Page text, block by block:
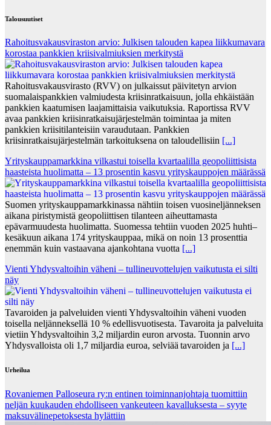
Talousuutiset
Rahoitusvakausviraston arvio: Julkisen talouden kapea liikkumavara
korostaa pankkien kriisivalmiuksien merkitystä
Rahoitusvakausvirasto (RVV) on julkaissut päivitetyn arvion
suomalaispankkien valmiudesta kriisinratkaisuun, jolla ehkäistään
pankkien kaatumisen laajamittaisia vaikutuksia. Raportissa RVV
avaa pankkien kriisinratkaisujärjestelmän toimintaa ja miten
pankkien kriisitilanteisiin varaudutaan. Pankkien
kriisinratkaisujärjestelmän tarkoituksena on taloudellisiin [...]
Yrityskauppamarkkina vilkastui toisella kvartaalilla geopoliittisista
haasteista huolimatta – 13 prosentin kasvu yrityskauppojen määrässä
Suomen yrityskauppamarkkinassa nähtiin toisen vuosineljänneksen
aikana piristymistä geopoliittisen tilanteen aiheuttamasta
epävarmuudesta huolimatta. Suomessa tehtiin vuoden 2025 huhti–
kesäkuun aikana 174 yrityskauppaa, mikä on noin 13 prosenttia
enemmän kuin vastaavana ajankohtana vuotta [...]
Vienti Yhdysvaltoihin väheni – tullineuvottelujen vaikutusta ei silti
näy
Tavaroiden ja palveluiden vienti Yhdysvaltoihin väheni vuoden
toisella neljänneksellä 10 % edellisvuotisesta. Tavaroita ja palveluita
vietiin Yhdysvaltoihin 3,2 miljardin euron arvosta. Tuonnin arvo
Yhdysvalloista oli 1,7 miljardia euroa, selviää tavaroiden ja [...]
Urheilua
Rovaniemen Palloseura ry:n entinen toiminnanjohtaja tuo­mit­tiin
neljän kuu­kau­den eh­dol­li­seen van­keu­teen ka­val­luk­ses­ta – syyte
mak­su­vä­li­ne­pe­tok­ses­ta hy­lät­tiin